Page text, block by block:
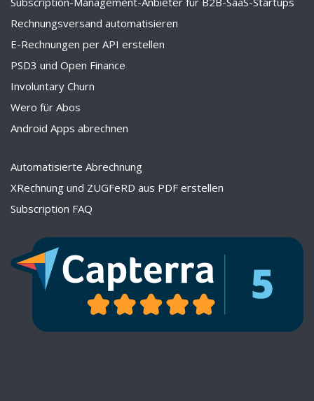
Rechnungsversand automatisieren
E-Rechnungen per API erstellen
PSD3 und Open Finance
Involuntary Churn
Wero für Abos
Android Apps abrechnen
Automatisierte Abrechnung
XRechnung und ZUGFeRD aus PDF erstellen
Subscription FAQ